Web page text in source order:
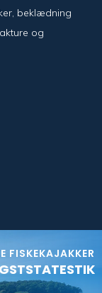
beklædning
og
FISKEKAJAKKER